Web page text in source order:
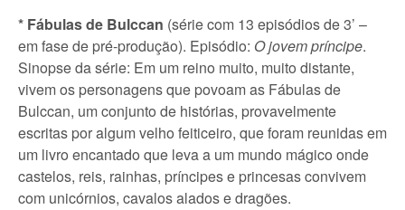
* Fábulas de Bulccan (série com 13 episódios de 3’ –
em fase de pré-produção). Episódio: O jovem príncipe.
Sinopse da série: Em um reino muito, muito distante,
vivem os personagens que povoam as Fábulas de
Bulccan, um conjunto de histórias, provavelmente
escritas por algum velho feiticeiro, que foram reunidas em
um livro encantado que leva a um mundo mágico onde
castelos, reis, rainhas, príncipes e princesas convivem
com unicórnios, cavalos alados e dragões.